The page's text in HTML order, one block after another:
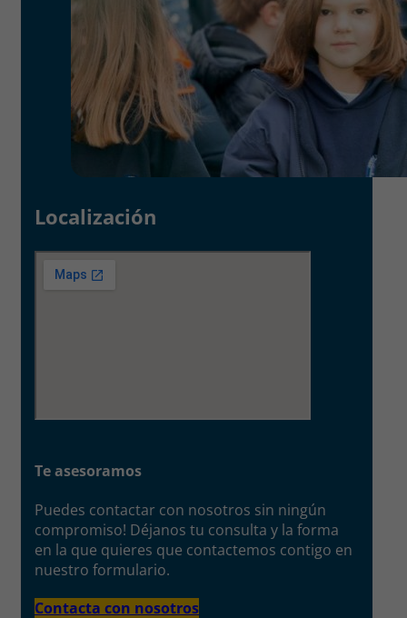
Localización
Te asesoramos
Puedes contactar con nosotros sin ningún
compromiso! Déjanos tu consulta y la forma
en la que quieres que contactemos contigo en
nuestro formulario.
Contacta con nosotros